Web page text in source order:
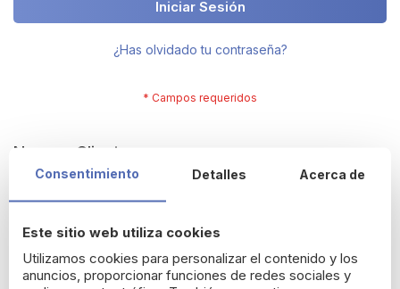
Iniciar Sesión
¿Has olvidado tu contraseña?
Nuevos Clientes
Crearte una cuenta tiene muchos beneficios: termina tus
pedidos y más.
Crear una cuenta
Consentimiento Detalles Acerca de
Este sitio web utiliza cookies
Utilizamos cookies para personalizar el contenido y los
anuncios, proporcionar funciones de redes sociales y